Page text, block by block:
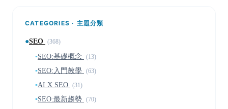
CATEGORIES · 主題分類
●SEO (368)
▪SEO:基礎概念 (13)
▪SEO:入門教學 (63)
▪AI X SEO (31)
▪SEO:最新趨勢 (70)